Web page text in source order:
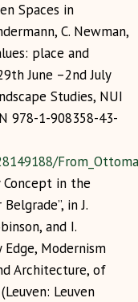
Spaces in
C. Newman,
place and
June –2nd July
Studies, NUI
978-1-908358-43-
Concept in the
in J.
and I.
Edge, Modernism
Architecture, of
Leuven